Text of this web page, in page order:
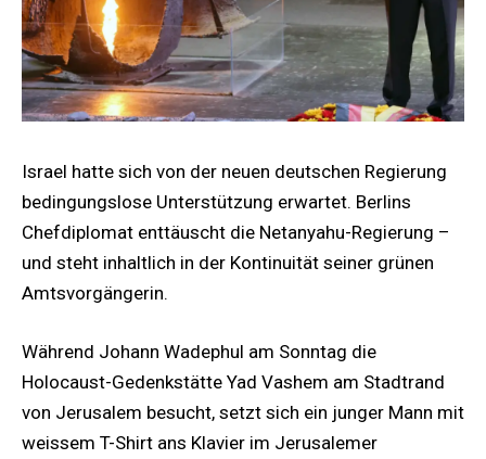
Israel hatte sich von der neuen deutschen Regierung
bedingungslose Unterstützung erwartet. Berlins
Chefdiplomat enttäuscht die Netanyahu-Regierung –
und steht inhaltlich in der Kontinuität seiner grünen
Amtsvorgängerin.
Während Johann Wadephul am Sonntag die
Holocaust-Gedenkstätte Yad Vashem am Stadtrand
von Jerusalem besucht, setzt sich ein junger Mann mit
weissem T-Shirt ans Klavier im Jerusalemer